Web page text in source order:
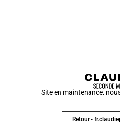
Site en maintenance,
Retour -